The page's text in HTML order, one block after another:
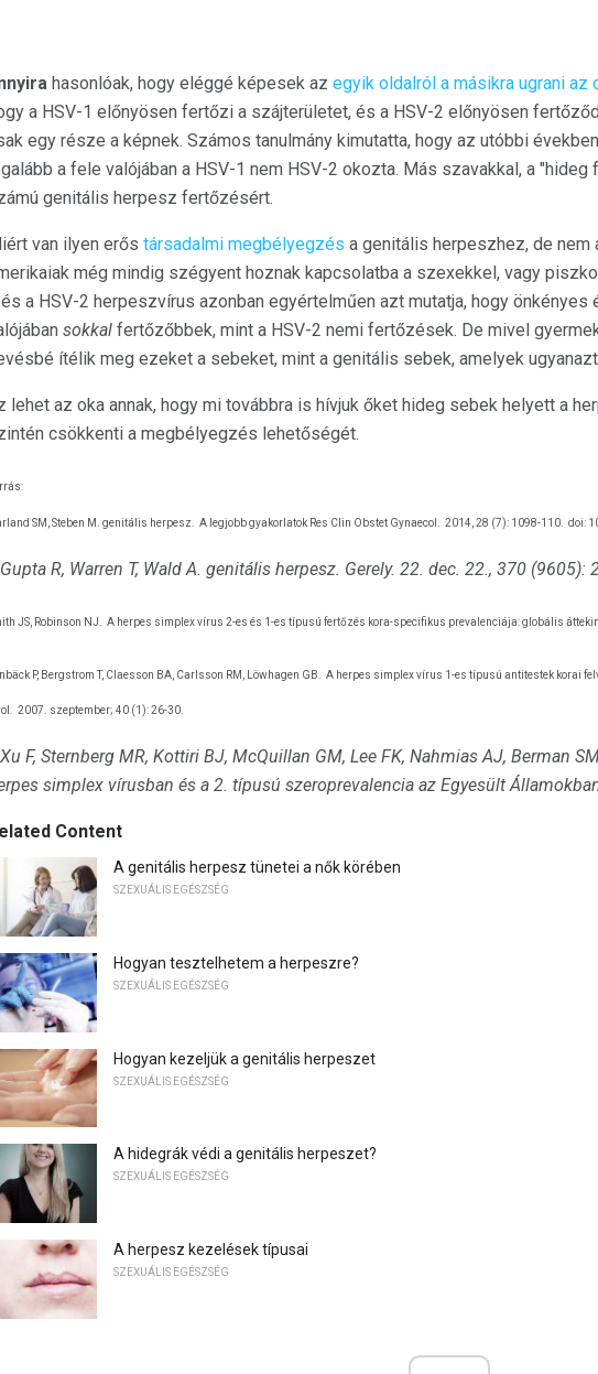
hasonlóak, hogy eléggé képesek az egyik oldalról a másikra ugrani az
a HSV-1 előnyösen fertőzi a szájterületet, és a HSV-2 előnyösen
egy része a képnek. Számos tanulmány kimutatta, hogy az utóbbi években
a fele valójában a HSV-1 nem HSV-2 okozta. Más szavakkal, a
genitális herpesz fertőzésért.
van ilyen erős társadalmi megbélyegzés a genitális herpeszhez, de
még mindig szégyent hoznak kapcsolatba a szexekkel, vagy
a HSV-2 herpeszvírus azonban egyértelműen azt mutatja, hogy
sokkal fertőzőbbek, mint a HSV-2 nemi fertőzések. De mivel
ítélik meg ezeket a sebeket, mint a genitális sebek, amelyek
lehet az oka annak, hogy mi továbbra is hívjuk őket hideg sebek helyett a
csökkenti a megbélyegzés lehetőségét.
SM, Steben M. genitális herpesz. A legjobb gyakorlatok Res Clin Obstet Gynaecol. 2014, 28 (7): 1098-110. doi:
R, Warren T, Wald A. genitális herpesz. Gerely. 22. dec. 22., 370 (9605):
JS, Robinson NJ. A herpes simplex vírus 2-es és 1-es típusú fertőzés kora-specifikus prevalenciája: globális
P, Bergstrom T, Claesson BA, Carlsson RM, Löwhagen GB. A herpes simplex vírus 1-es típusú antitestek korai
2007. szeptember; 40 (1): 26-30.
F, Sternberg MR, Kottiri BJ, McQuillan GM, Lee FK, Nahmias AJ, Berman
simplex vírusban és a 2. típusú szeroprevalencia az Egyesült
Content
A genitális herpesz tünetei a nők körében
SZEXUÁLIS EGÉSZSÉG
Hogyan tesztelhetem a herpeszre?
SZEXUÁLIS EGÉSZSÉG
Hogyan kezeljük a genitális herpeszet
SZEXUÁLIS EGÉSZSÉG
A hidegrák védi a genitális herpeszet?
SZEXUÁLIS EGÉSZSÉG
A herpesz kezelések típusai
SZEXUÁLIS EGÉSZSÉG